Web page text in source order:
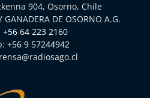
904, Osorno, Chile
GANADERA DE OSORNO A.G.
+56 64 223 2160
+56 9 57244942